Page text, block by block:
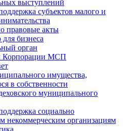
выступлений
субъектов малого и
правовые акты
бизнеса
орган
Корпорации МСП
имущества,
в собственности
муниципального
социально
некоммерческим организациям